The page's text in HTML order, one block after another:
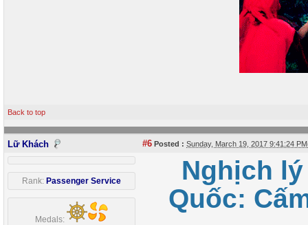
Back to top
Lữ Khách #6 Posted : Sunday, March 19, 2017 9:41:24
Rank: Passenger Service
Medals:
Nghịch
Quốc: